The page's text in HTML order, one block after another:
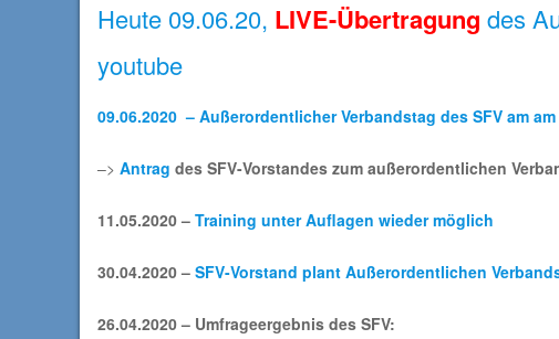
Heute 09.06.20, LIVE-Übertragung des
youtube
09.06.2020 – Außerordentlicher Verbandstag des SFV am
–> Antrag des SFV-Vorstandes zum außerordentlichen
11.05.2020 – Training unter Auflagen wieder möglich
30.04.2020 – SFV-Vorstand plant Außerordentlichen
26.04.2020 – Umfrageergebnis des SFV: